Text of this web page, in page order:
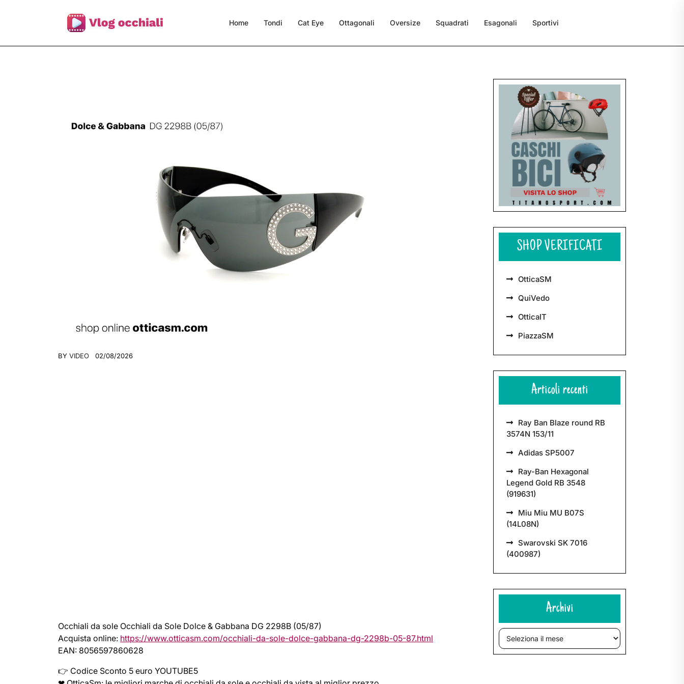
Home Tondi Cat Eye Ottagonali Oversize Squadrati Esagonali Sportivi
BY VIDEO 02/08/2026
Occhiali da sole Occhiali da Sole Dolce & Gabbana DG 2298B (05/87)
Acquista online: https://www.otticasm.com/occhiali-da-sole-dolce-gabbana-dg-2298b-05-87.html
EAN: 8056597860628
👉 Codice Sconto 5 euro YOUTUBE5
SHOP VERIFICATI
OtticaSM
QuiVedo
OtticaIT
PiazzaSM
Articoli recenti
Ray Ban Blaze round RB
3574N 153/11
Adidas SP5007
Ray-Ban Hexagonal
Legend Gold RB 3548
(919631)
Miu Miu MU B07S
(14L08N)
Swarovski SK 7016
(400987)
Archivi
Archivi